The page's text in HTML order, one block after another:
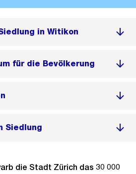
in Witikon
für die Bevölkerung
Siedlung
die Stadt Zürich das 30 000